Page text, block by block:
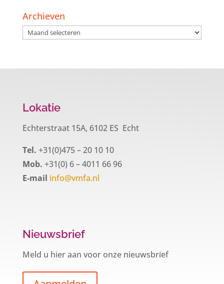
Archieven
Archieven
Lokatie
Echterstraat 15A, 6102 ES Echt
Tel. +31(0)475 – 20 10 10
Mob. +31(0) 6 – 4011 66 96
E-mail info@vmfa.nl
Nieuwsbrief
Meld u hier aan voor onze nieuwsbrief